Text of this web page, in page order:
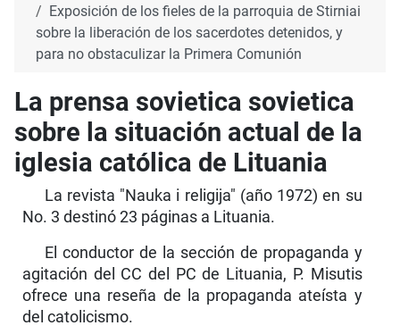
Exposición de los fieles de la parroquia de Stirniai
sobre la liberación de los sacerdotes detenidos, y
para no obstaculizar la Primera Comunión
La prensa sovietica sovietica
sobre la situación actual de la
iglesia católica de Lituania
La revista "Nauka i religija" (año 1972) en su
No. 3 destinó 23 páginas a Lituania.
El conductor de la sección de propaganda y
agitación del CC del PC de Lituania, P. Misutis
ofrece una reseña de la propaganda ateísta y
del catolicismo.